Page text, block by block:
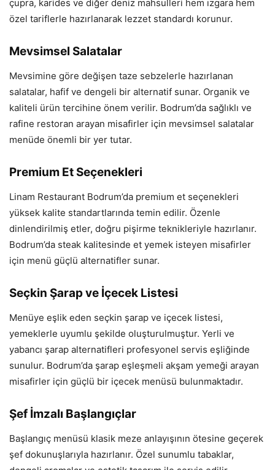
çupra, karides ve diğer deniz mahsulleri hem ızgara hem
özel tariflerle hazırlanarak lezzet standardı korunur.
Mevsimsel Salatalar
Mevsimine göre değişen taze sebzelerle hazırlanan
salatalar, hafif ve dengeli bir alternatif sunar. Organik ve
kaliteli ürün tercihine önem verilir. Bodrum’da sağlıklı ve
rafine restoran arayan misafirler için mevsimsel salatalar
menüde önemli bir yer tutar.
Premium Et Seçenekleri
Linam Restaurant Bodrum’da premium et seçenekleri
yüksek kalite standartlarında temin edilir. Özenle
dinlendirilmiş etler, doğru pişirme teknikleriyle hazırlanır.
Bodrum’da steak kalitesinde et yemek isteyen misafirler
için menü güçlü alternatifler sunar.
Seçkin Şarap ve İçecek Listesi
Menüye eşlik eden seçkin şarap ve içecek listesi,
yemeklerle uyumlu şekilde oluşturulmuştur. Yerli ve
yabancı şarap alternatifleri profesyonel servis eşliğinde
sunulur. Bodrum’da şarap eşleşmeli akşam yemeği arayan
misafirler için güçlü bir içecek menüsü bulunmaktadır.
Şef İmzalı Başlangıçlar
Başlangıç menüsü klasik meze anlayışının ötesine geçerek
şef dokunuşlarıyla hazırlanır. Özel sunumlu tabaklar,